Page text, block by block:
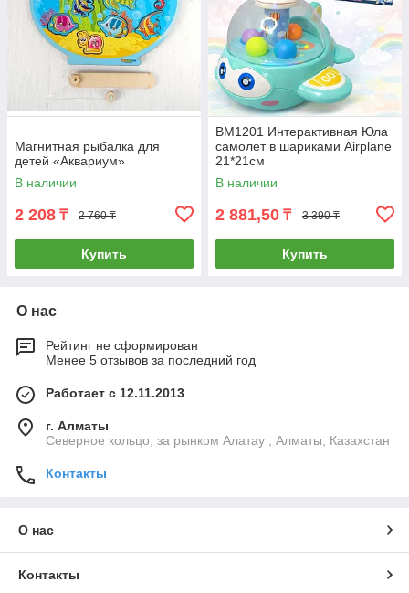
Магнитная рыбалка для
детей «Аквариум»
В наличии
2 208 ₸ 2 760 ₸
Купить
BM1201 Интерактивная Юла
самолет в шариками Airplane
21*21см
В наличии
2 881,50 ₸ 3 390 ₸
Купить
О нас
Рейтинг не сформирован
Менее 5 отзывов за последний год
Работает с 12.11.2013
г. Алматы
Северное кольцо, за рынком Алатау , Алматы, Казахстан
Контакты
О нас
Контакты